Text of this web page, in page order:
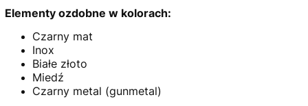
Elementy ozdobne w kolorach:
Czarny mat
Inox
Białe złoto
Miedź
Czarny metal (gunmetal)